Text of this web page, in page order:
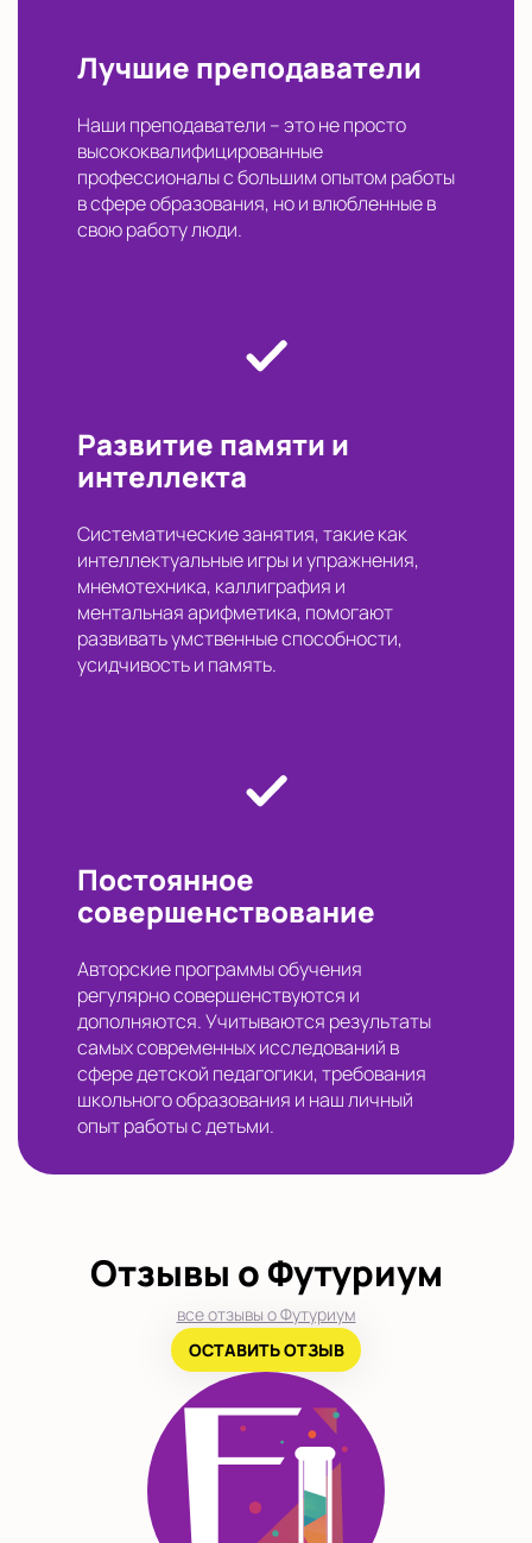
Лучшие преподаватели
Наши преподаватели – это не просто
высококвалифицированные
профессионалы с большим опытом работы
в сфере образования, но и влюбленные в
свою работу люди.
Развитие памяти и
интеллекта
Систематические занятия, такие как
интеллектуальные игры и упражнения,
мнемотехника, каллиграфия и
ментальная арифметика, помогают
развивать умственные способности,
усидчивость и память.
Постоянное
совершенствование
Авторские программы обучения
регулярно совершенствуются и
дополняются. Учитываются результаты
самых современных исследований в
сфере детской педагогики, требования
школьного образования и наш личный
опыт работы с детьми.
Отзывы о Футуриум
все отзывы о Футуриум
ОСТАВИТЬ ОТЗЫВ